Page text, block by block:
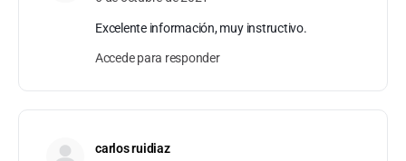
Excelente información, muy instructivo.
Accede para responder
carlos ruidiaz